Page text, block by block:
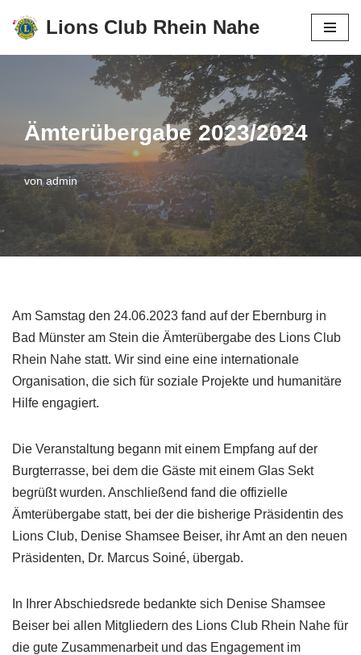
Zum
Lions Club Rhein Nahe
Ämterübergabe 2023/2024
vonadmin
Am Samstag den 24.06.2023 fand auf der Ebernburg in
Bad Münster am Stein die Ämterübergabe des Lions Club
Rhein Nahe statt. Wir sind eine eine internationale
Organisation, die sich für soziale Projekte und humanitäre
Hilfe engagiert.
Die Veranstaltung begann mit einem Empfang auf der
Burgterrasse, bei dem die Gäste mit einem Glas Sekt
begrüßt wurden. Anschließend fand die offizielle
Ämterübergabe statt, bei der die bisherige Präsidentin des
Lions Club, Denise Shamsee Beiser, ihr Amt an den neuen
Präsidenten, Dr. Marcus Soiné, übergab.
In Ihrer Abschiedsrede bedankte sich Denise Shamsee
Beiser bei allen Mitgliedern des Lions Club Rhein Nahe für
die gute Zusammenarbeit und das Engagement im